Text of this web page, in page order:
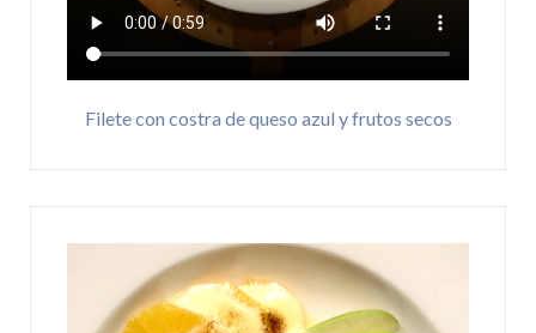
Filete con costra de queso azul y frutos secos